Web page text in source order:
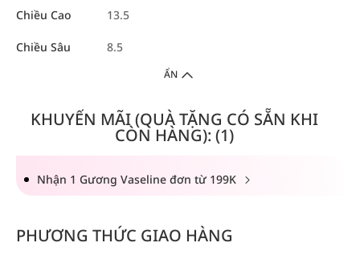
Chiều Cao 13.5
Chiều Sâu 8.5
ẨN
KHUYẾN MÃI (QUÀ TẶNG CÓ SẴN KHI
CÒN HÀNG): (1)
Nhận 1 Gương Vaseline đơn từ 199K
PHƯƠNG THỨC GIAO HÀNG